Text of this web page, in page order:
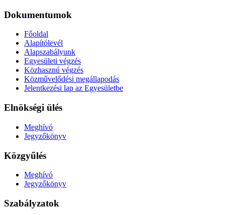
Dokumentumok
Főoldal
Alapítólevél
Alapszabályunk
Egyesületi végzés
Közhasznú végzés
Közművelődési megállapodás
Jelentkezési lap az Egyesületbe
Elnökségi ülés
Meghívó
Jegyzőkönyv
Közgyűlés
Meghívó
Jegyzőkönyv
Szabályzatok